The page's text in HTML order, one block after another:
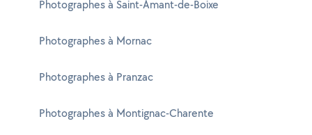
Photographes à Saint-Amant-de-Boixe
Photographes à Mornac
Photographes à Pranzac
Photographes à Montignac-Charente